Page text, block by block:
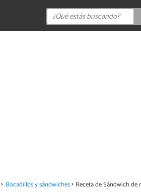
Bocadillos y sándwiches Receta de Sándwich de